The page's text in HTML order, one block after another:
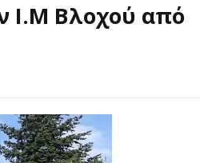
Ι.Μ Βλοχού από